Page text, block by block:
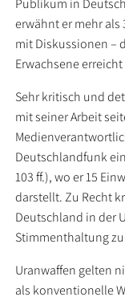
Publikum in
erwähnt er mehr
mit Diskussionen –
Erwachsene
Sehr kritisch und
mit seiner Arbeit
Deutschlandfunk
103 ff.), wo er 15
darstellt. Zu Recht
Deutschland in der
Stimmenthaltung
Uranwaffen gelten
als konventionelle